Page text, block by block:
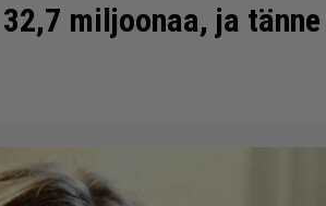
miljoonaa, ja tänne